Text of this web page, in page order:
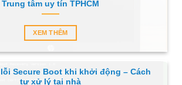
Trung tâm uy tín TPHCM
XEM THÊM
Secure Boot khi khởi động – Cách
tự xử lý tại nhà